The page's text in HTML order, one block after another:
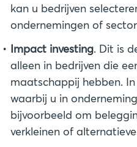
kan u bedrijven
Impact investing. Dit is
alleen in bedrijven die
maatschappij hebben.
waarbij u in
bijvoorbeeld om
verkleinen of